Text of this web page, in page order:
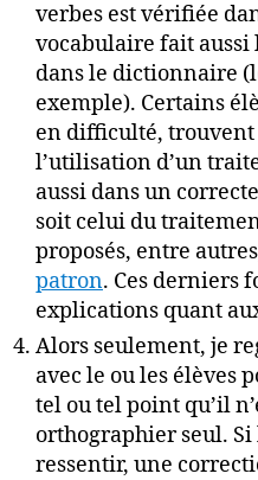
verbes est vérifiée
vocabulaire fait aussi
dans le dictionnaire
exemple). Certains
en difficulté,
l’utilisation d’un
aussi dans un
soit celui du
proposés, entre
patron. Ces derniers
explications quant
Alors seulement, je
avec le ou les élèves
tel ou tel point qu’il
orthographier seul. Si
ressentir, une